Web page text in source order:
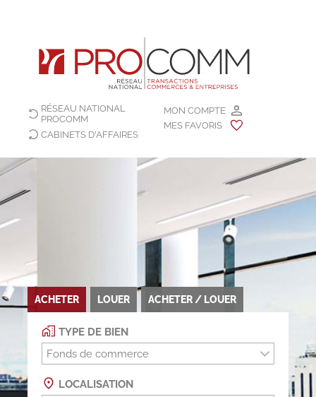
MON COMPTE
MES FAVORIS
RÉSEAU NATIONAL
PROCOMM
CABINETS D'AFFAIRES
ACHETER LOUER ACHETER / LOUER
TYPE DE BIEN
Fonds de commerce
LOCALISATION